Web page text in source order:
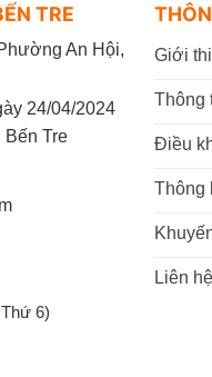
TRE
An Hội,
24/04/2024
Tre
6)
Giới
Thông
Điều
Thông
Liên hệ